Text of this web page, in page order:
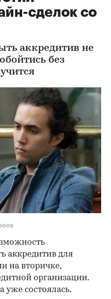
сделок со
аккредитив не
без
аккредитив для
на вторичке,
организации.
уже состоялась.